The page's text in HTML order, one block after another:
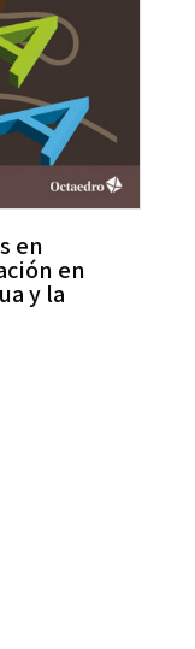
en
en
y la